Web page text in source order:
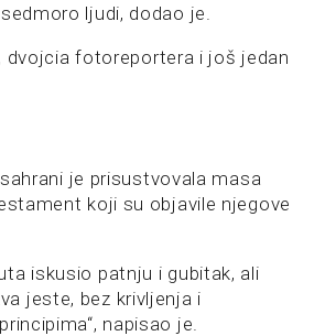
ljudi, dodao je.
dvojcia fotoreportera i još jedan
je prisustvovala masa
koji su objavile njegove
iskusio patnju i gubitak, ali
jeste, bez krivljenja i
napisao je.